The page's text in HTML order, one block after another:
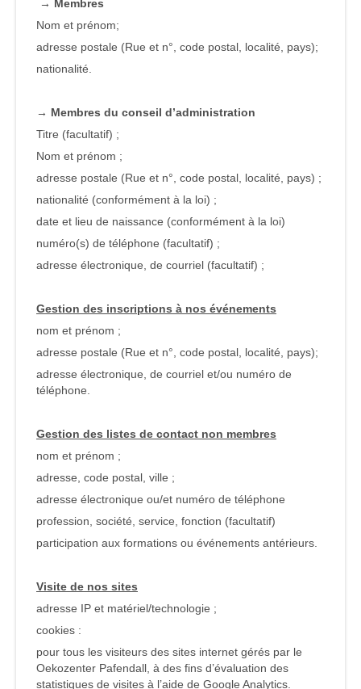
→ Membres
Nom et prénom;
adresse postale (Rue et n°, code postal, localité, pays);
nationalité.
→ Membres du conseil d’administration
Titre (facultatif) ;
Nom et prénom ;
adresse postale (Rue et n°, code postal, localité, pays) ;
nationalité (conformément à la loi) ;
date et lieu de naissance (conformément à la loi)
numéro(s) de téléphone (facultatif) ;
adresse électronique, de courriel (facultatif) ;
Gestion des inscriptions à nos événements
nom et prénom ;
adresse postale (Rue et n°, code postal, localité, pays);
adresse électronique, de courriel et/ou numéro de
téléphone.
Gestion des listes de contact non membres
nom et prénom ;
adresse, code postal, ville ;
adresse électronique ou/et numéro de téléphone
profession, société, service, fonction (facultatif)
participation aux formations ou événements antérieurs.
Visite de nos sites
adresse IP et matériel/technologie ;
cookies :
pour tous les visiteurs des sites internet gérés par le
Oekozenter Pafendall, à des fins d’évaluation des
statistiques de visites à l’aide de Google Analytics.